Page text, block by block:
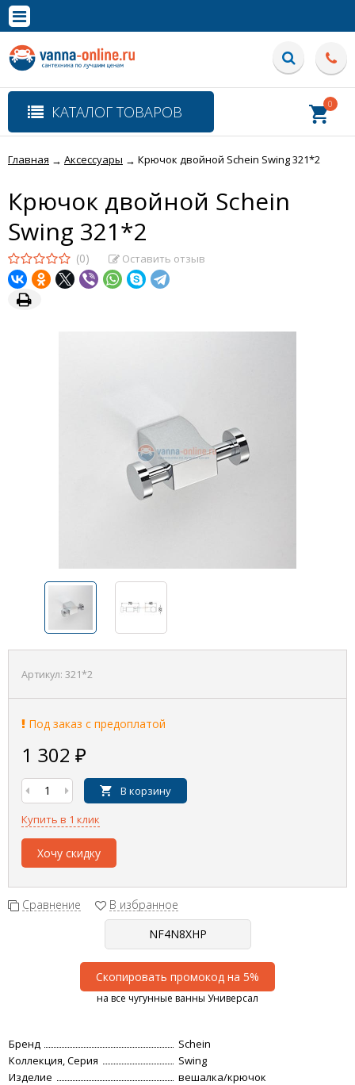
Полная версия сайта
КАТАЛОГ ТОВАРОВ 0
Главная → Аксессуары → Крючок двойной Schein Swing 321*2
Крючок двойной Schein
Swing 321*2
(0) Оставить отзыв
Артикул: 321*2
Под заказ с предоплатой
1 302 ₽
В корзину
Купить в 1 клик
Хочу скидку
Сравнение В избранное
Скопировать промокод на 5%
на все чугунные ванны Универсал
Бренд
Schein
Коллекция, Серия
Swing
Изделие
вешалка/крючок